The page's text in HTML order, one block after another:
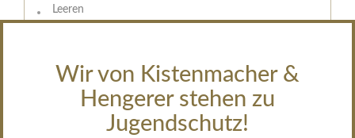
Wir von Kistenmacher &
Hengerer stehen zu
Jugendschutz!
Leeren
halbtrocken
restsüß